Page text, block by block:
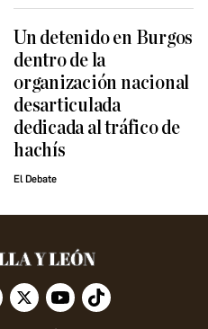
​Un detenido en Burgos
dentro de la
organización nacional
desarticulada
dedicada al tráfico de
hachís
El Debate